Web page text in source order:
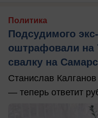
Политика
Подсудимого
оштрафовали на
свалку на
Станислав
— теперь ответит